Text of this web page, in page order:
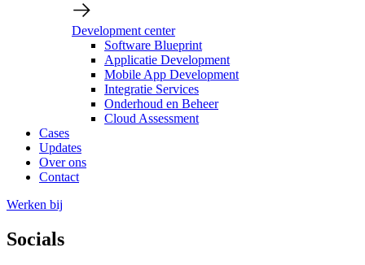
Development center
Software Blueprint
Applicatie Development
Mobile App Development
Integratie Services
Onderhoud en Beheer
Cloud Assessment
Cases
Updates
Over ons
Contact
Werken bij
Socials